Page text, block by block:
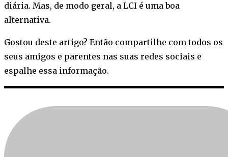
diária. Mas, de modo geral, a LCI é uma boa
alternativa.
Gostou deste artigo? Então compartilhe com todos os
seus amigos e parentes nas suas redes sociais e
espalhe essa informação.